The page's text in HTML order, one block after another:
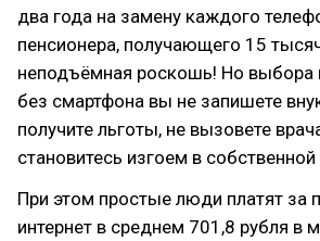
два года на замену каждого
пенсионера, получающего 15
неподъёмная роскошь! Но выбора
без смартфона вы не запишете
получите льготы, не вызовете
становитесь изгоем в собственной
При этом простые люди платят за
интернет в среднем 701,8 рубля в